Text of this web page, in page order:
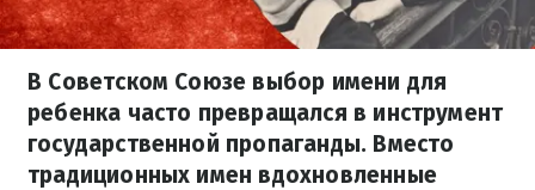
В Советском Союзе выбор имени для
ребенка часто превращался в инструмент
государственной пропаганды. Вместо
традиционных имен вдохновленные